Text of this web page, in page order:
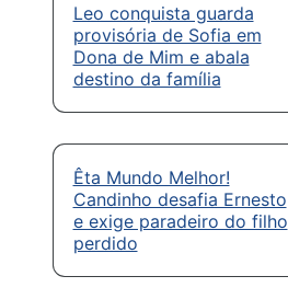
Leo conquista guarda
provisória de Sofia em
Dona de Mim e abala
destino da família
Êta Mundo Melhor!
Candinho desafia Ernesto
e exige paradeiro do filho
perdido